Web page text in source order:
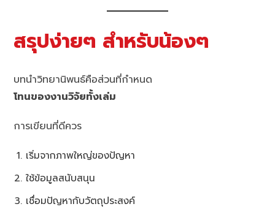
สรุปง่ายๆ สำหรับน้องๆ
บทนำวิทยานิพนธ์คือส่วนที่กำหนด
โทนของงานวิจัยทั้งเล่ม
การเขียนที่ดีควร
เริ่มจากภาพใหญ่ของปัญหา
ใช้ข้อมูลสนับสนุน
เชื่อมปัญหากับวัตถุประสงค์